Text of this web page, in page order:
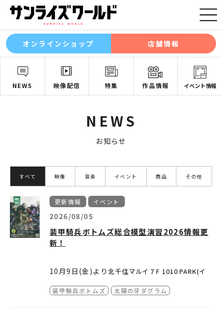
オンラインショップ 店舗情報
NEWS 映像配信 特集 作品情報 イベント情報
NEWS
お知らせ
すべて 映像 音楽 イベント 商品 その他
更新情報 イベント
2026/08/05
装甲騎兵ボトムズ総合模型演習2026情報更
新！
10月9日(金)より 北千住マルイ７F 1010 PARK(イ
ズ総合模型演習2026」のイベント概要や会場販売商
「装甲騎兵ボトムズ総合模型演習2026」
装甲騎兵ボトムズ 太陽の牙ダグラム